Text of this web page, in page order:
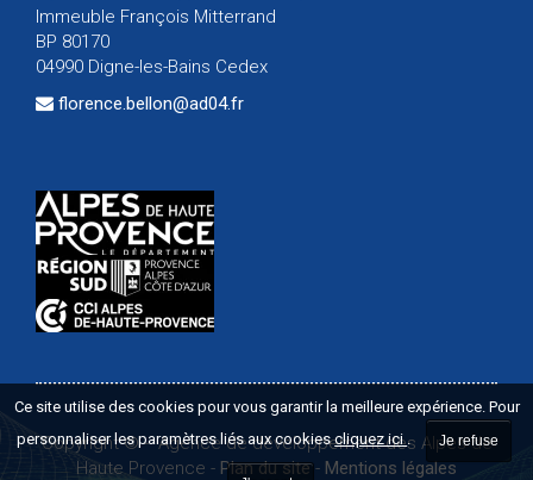
Immeuble François Mitterrand
BP 80170
04990 Digne-les-Bains Cedex
florence.bellon@ad04.fr
Copyright ©-Agence de développement des Alpes de
Haute Provence - Plan du site- Mentions légales
Ce site utilise des cookies pour vous garantir la meilleure expérience. Pour
personnaliser les paramètres liés aux cookiescliquez ici. Je refuse